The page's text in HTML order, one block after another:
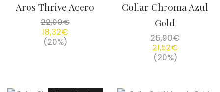
Aros Thrive Acero
22,90€
18,32€
(20%)
Collar Chroma Azul
Gold
26,90€
21,52€
(20%)